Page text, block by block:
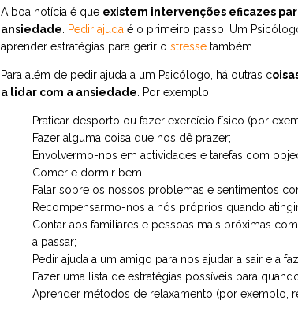
A boa notícia é que existem intervenções eficazes
ansiedade
Pedir ajuda é o primeiro passo. Um
aprender estratégias para gerir ostresse também.
Para além de pedir ajuda a um Psicólogo, há outras c
a lidar com a ansiedade . Por exemplo:
Praticar desporto ou fazer exercício físico (por
Fazer alguma coisa que nos dê prazer;
Envolvermo-nos em actividades e tarefas com
Comer e dormir bem;
Falar sobre os nossos problemas e sentimentos
Recompensarmo-nos a nós próprios quando
Contar aos familiares e pessoas mais próximas
a passar;
Pedir ajuda a um amigo para nos ajudar a sair e a
Fazer uma lista de estratégias possíveis para
Aprender métodos de relaxamento (por exemplo,